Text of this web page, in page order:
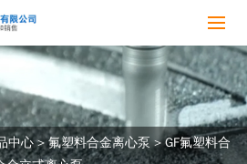
中心>氟塑料合金离心泵>GF氟塑料合